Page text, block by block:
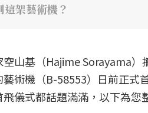
架藝術機？
山基（Hajime Sorayama）
術機（B-58553）日前正式
儀式都話題滿滿，以下為您